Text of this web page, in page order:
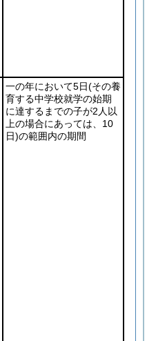
一の年において5日(その養
育する中学校就学の始期
に達するまでの子が2人以
上の場合にあっては、10
日)の範囲内の期間